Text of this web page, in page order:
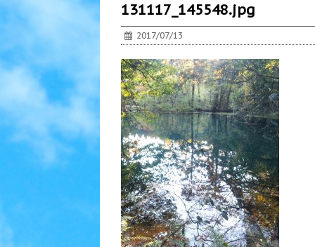
131117_145548.jpg
2017/07/13